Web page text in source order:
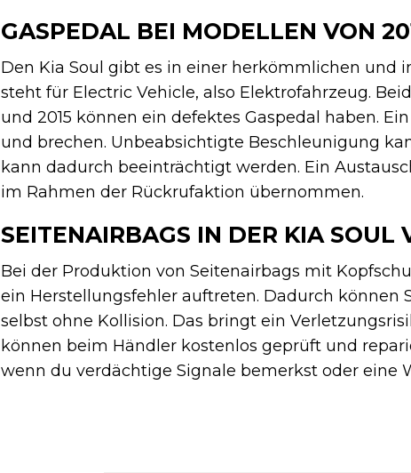
GASPEDAL BEI MODELLEN VON
Den Kia Soul gibt es in einer herkömmlichen und
steht für Electric Vehicle, also Elektrofahrzeug.
und 2015 können ein defektes Gaspedal haben.
und brechen. Unbeabsichtigte Beschleunigung
kann dadurch beeinträchtigt werden. Ein
im Rahmen der Rückrufaktion übernommen.
SEITENAIRBAGS IN DER KIA SOUL
Bei der Produktion von Seitenairbags mit
ein Herstellungsfehler auftreten. Dadurch können
selbst ohne Kollision. Das bringt ein
können beim Händler kostenlos geprüft und
wenn du verdächtige Signale bemerkst oder eine